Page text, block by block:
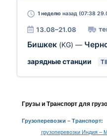
1 неделю назад (07:38
13.08–21.08
Бишкек (KG) —
зарядные станции
Грузы и Транспорт для
Грузоперевозки – Транспорт:
грузоперевозки Индия –